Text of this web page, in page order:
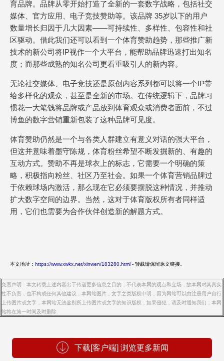
育品牌。品牌从零开始打造了全新的一套数字战略，包括社交
媒体、官方应用、电子竞技赞助等。该品牌 35岁以下的用户
数量增长归因于几大因素——可持续性、多样性、包容性和社
区驱动。借此我们还可以看到一个体育赞助趋势，那些推广新
技术的新公司将IP视作一个大平台，能帮助品牌迅速打出知名
度；而那些成熟的知名公司更看重吸引人的新内容。
无论社交媒体、电子竞技还是原创内容系列都可以将一个IP带
给多样化的观众，甚至是全新的市场。在传统逻辑下，品牌习
惯花一大笔钱将品牌或产品放到体育观众或消费者面前，不过
博鱼的数字营销重新包装了这种品牌可见度。
体育赞助仍然是一个与各类人群建立有意义对话的强大平台，
但这并意味着墨守陈规，体育粉丝希望不断发掘新的、有趣的
互动方式。赞助不再是球衣上的标志，它需要一个明确的策
略，积极指向粉丝、社区乃至社会。如果一个体育营销品牌过
于依赖球场内激活，那么现在它必须要摆脱这种情况，并推动
扩大数字空间的边界。当然，这对于体育版权所有者同样适
用，它们也需要为合作伙伴创造新的解题方式。
本文地址： https://www.xwkx.net/xinwen/183280.html - 转载请保留原文链接。
免责声明：本文转载上述内容出于传递更多信息之目的，不代表本网的观点和立场，故本网对其真实
性不负责，也不构成任何其他建议；本网站图片，文字之类版权申明，因为网站可以由注册用户自行
上传图片或文字，本网站无法鉴别所上传图片或文字的知识版权，如果侵犯，请及时通知我们，本网
站将在第一时间及时删除.
下载[客户端] 浏览更多新闻